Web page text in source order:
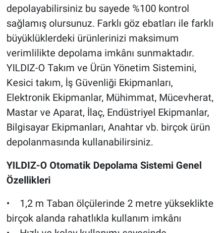
depolayabilirsiniz bu sayede %100 kontrol
sağlamış olursunuz. Farklı göz ebatları ile farklı
büyüklüklerdeki ürünlerinizi maksimum
verimlilikte depolama imkânı sunmaktadır.
YILDIZ-O Takım ve Ürün Yönetim Sistemini,
Kesici takım, İş Güvenliği Ekipmanları,
Elektronik Ekipmanlar, Mühimmat, Mücevherat,
Mastar ve Aparat, İlaç, Endüstriyel Ekipmanlar,
Bilgisayar Ekipmanları, Anahtar vb. birçok ürün
depolanmasında kullanabilirsiniz.
YILDIZ-O Otomatik Depolama Sistemi Genel
Özellikleri
• 1,2 m Taban ölçülerinde 2 metre yükseklikte
birçok alanda rahatlıkla kullanım imkânı